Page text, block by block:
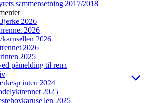
sammensetning 2017/2018
2026
2026
2026
2026
2025
påmelding til renn
2024
2025
2025